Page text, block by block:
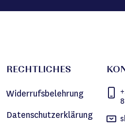
RECHTLICHES
Widerrufsbelehrung
Datenschutzerklärung